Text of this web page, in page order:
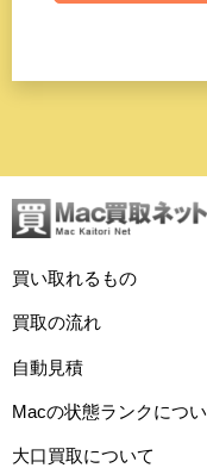
買い取れるもの
買取の流れ
自動見積
Macの状態ランクにつ
大口買取について